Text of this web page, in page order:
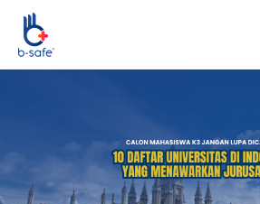
Lewati
konten